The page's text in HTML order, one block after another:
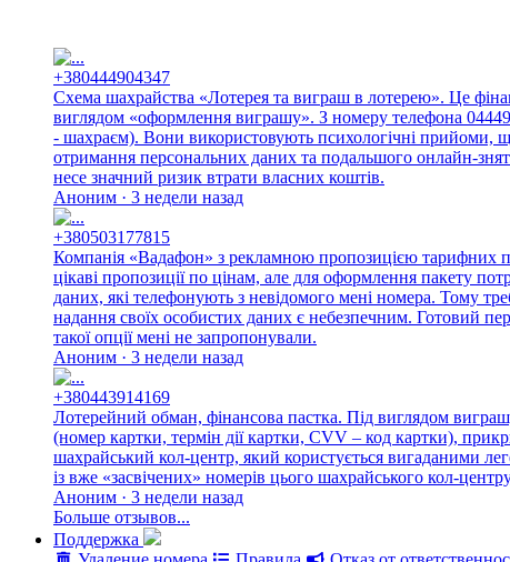
+380444904347
Схема шахрайства «Лотерея та виграш в лотерею». Це
виглядом «оформлення виграшу». З номеру телефона
- шахраєм). Вони використовують психологічні прийоми,
отримання персональних даних та подальшого онлайн-
несе значний ризик втрати власних коштів.
Аноним · 3 недели назад
+380503177815
Компанія «Вадафон» з рекламною пропозицією тарифних
цікаві пропозиції по цінам, але для оформлення пакету
даних, які телефонують з невідомого мені номера. Тому
надання своїх особистих даних є небезпечним. Готовий
такої опції мені не запропонували.
Аноним · 3 недели назад
+380443914169
Лотерейний обман, фінансова пастка. Під виглядом
(номер картки, термін дії картки, CVV – код картки),
шахрайський кол-центр, який користується вигаданими
із вже «засвічених» номерів цього шахрайського кол-
Аноним · 3 недели назад
Больше отзывов...
Поддержка